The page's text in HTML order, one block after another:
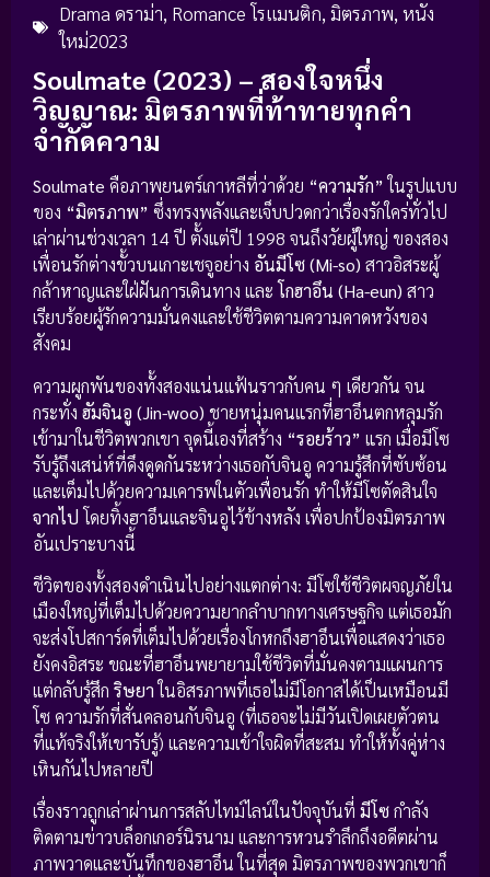
Drama ดราม่า, Romance โรแมนติก, มิตรภาพ, หนัง
ใหม่2023
Soulmate (2023) – สองใจหนึ่ง
วิญญาณ: มิตรภาพที่ท้าทายทุกคำ
จำกัดความ
Soulmate คือภาพยนตร์เกาหลีที่ว่าด้วย “ความรัก”ในรูปแบบ
ของ “มิตรภาพ” ซึ่งทรงพลังและเจ็บปวดกว่าเรื่องรักใคร่ทั่วไป
เล่าผ่านช่วงเวลา 14 ปี ตั้งแต่ปี 1998 จนถึงวัยผู้ใหญ่ ของสอง
เพื่อนรักต่างขั้วบนเกาะเชจูอย่าง อันมีโซ (Mi-so) สาวอิสระผู้
กล้าหาญและใฝ่ฝันการเดินทาง และ โกฮาอึน (Ha-eun) สาว
เรียบร้อยผู้รักความมั่นคงและใช้ชีวิตตามความคาดหวังของ
สังคม
ความผูกพันของทั้งสองแน่นแฟ้นราวกับคน ๆ เดียวกัน จน
กระทั่ง ฮัมจินอู (Jin-woo) ชายหนุ่มคนแรกที่ฮาอึนตกหลุมรัก
เข้ามาในชีวิตพวกเขา จุดนี้เองที่สร้าง “รอยร้าว” แรก เมื่อมีโซ
รับรู้ถึงเสน่ห์ที่ดึงดูดกันระหว่างเธอกับจินอู ความรู้สึกที่ซับซ้อน
และเต็มไปด้วยความเคารพในตัวเพื่อนรัก ทำให้มีโซตัดสินใจ
จากไป โดยทิ้งฮาอึนและจินอูไว้ข้างหลัง เพื่อปกป้องมิตรภาพ
อันเปราะบางนี้
ชีวิตของทั้งสองดำเนินไปอย่างแตกต่าง: มีโซใช้ชีวิตผจญภัยใน
เมืองใหญ่ที่เต็มไปด้วยความยากลำบากทางเศรษฐกิจ แต่เธอมัก
จะส่งโปสการ์ดที่เต็มไปด้วยเรื่องโกหกถึงฮาอึนเพื่อแสดงว่าเธอ
ยังคงอิสระ ขณะที่ฮาอึนพยายามใช้ชีวิตที่มั่นคงตามแผนการ
แต่กลับรู้สึก ริษยาในอิสรภาพที่เธอไม่มีโอกาสได้เป็นเหมือนมี
โซ ความรักที่สั่นคลอนกับจินอู (ที่เธอจะไม่มีวันเปิดเผยตัวตน
ที่แท้จริงให้เขารับรู้) และความเข้าใจผิดที่สะสม ทำให้ทั้งคู่ห่าง
เหินกันไปหลายปี
เรื่องราวถูกเล่าผ่านการสลับไทม์ไลน์ในปัจจุบันที่ มีโซกำลัง
ติดตามข่าวบล็อกเกอร์นิรนาม และการหวนรำลึกถึงอดีตผ่าน
ภาพวาดและบันทึกของฮาอึน ในที่สุด มิตรภาพของพวกเขาก็